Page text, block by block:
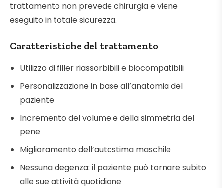
trattamento non prevede chirurgia e viene
eseguito in totale sicurezza.
Caratteristiche del trattamento
Utilizzo di filler riassorbibili e biocompatibili
Personalizzazione in base all’anatomia del
paziente
Incremento del volume e della simmetria del
pene
Miglioramento dell’autostima maschile
Nessuna degenza: il paziente può tornare subito
alle sue attività quotidiane